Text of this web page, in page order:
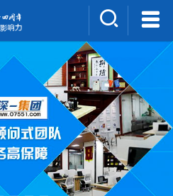
集团介绍
人才招聘
案例展示
新闻中心
深一风采